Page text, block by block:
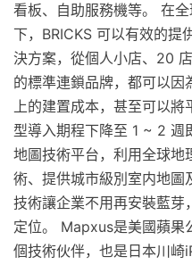
看板、自助服務機等。 在
下，BRICKS 可以有效的提
決方案，從個人小店、20
的標準連鎖品牌，都可以因
上的建置成本，甚至可以
型導入期程下降至 1 ~ 2 週
地圖技術平台，利用全球地
術、提供城市級別室内地
技術讓企業不用再安裝藍芽
定位。 Mapxus是美國蘋果
個技術伙伴，也是日本川